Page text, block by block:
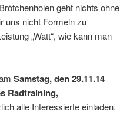
geht nichts ohne
uns nicht Formeln zu
„Watt“, wie kann man
Samstag, den 29.11.14
Radtraining,
alle Interessierte einladen.